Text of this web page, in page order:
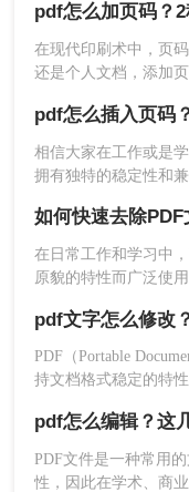
2、点击“文档”选
3、在弹出的对话
等高级功能，下面我
pdf怎么加页码？
在现代印刷术中，页
还是个人文档，添加
加页码方法，帮助您
pdf怎么插入页码
相信大家在工作或是
拥有独特的稳定性和
方面会有较大的影响
加页码的设置，这样
便大家阅读，那么大
在日常工作和学习中
原貌的特性而广泛使
识，它们不仅影响阅
使用。那么如何快速
种快速去除PDF文件
pdf文字怎么修改
PDF（Portable
持文档格式稳定的特
的需求。那么pdf文字
PDF文字修改方法，
pdf怎么编辑？这
PDF文件是一种常用
性，因此在学术、商